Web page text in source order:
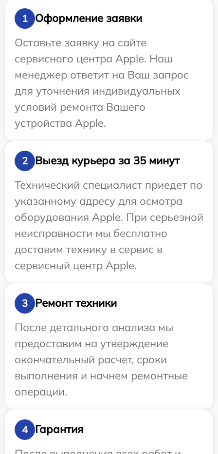
1
Оформление заявки
Оставьте заявку на сайте
сервисного центра Apple. Наш
менеджер ответит на Ваш запрос
для уточнения индивидуальных
условий ремонта Вашего
устройства Apple.
2
Выезд курьера за 35 минут
Технический специалист приедет по
указанному адресу для осмотра
оборудования Apple. При серьезной
неисправности мы бесплатно
доставим технику в сервис в
сервисный центр Apple.
3
Ремонт техники
После детального анализа мы
предоставим на утверждение
окончательный расчет, сроки
выполнения и начнем ремонтные
операции.
4
Гарантия